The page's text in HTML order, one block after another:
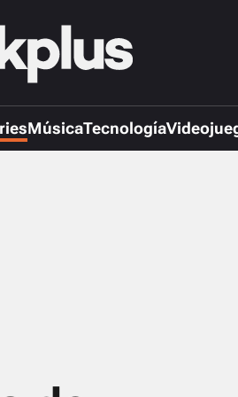
MúsicaTecnología